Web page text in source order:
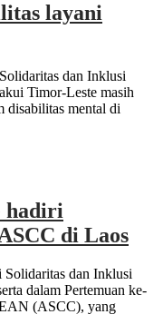
layani
dan Inklusi
Timor-Leste masih
disabilitas mental di
hadiri
di Laos
dan Inklusi
dalam Pertemuan ke-
(ASCC), yang